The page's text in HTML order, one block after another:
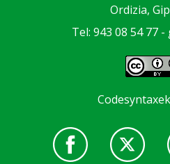
Ordizia,
Tel: 943 08 54 77 -